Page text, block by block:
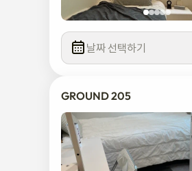
날짜 선택하기
GROUND 205